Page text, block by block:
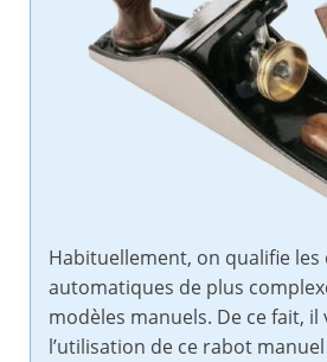
Habituellement, on qualifie
automatiques de plus
modèles manuels. De ce fait, il
l’utilisation de ce rabot